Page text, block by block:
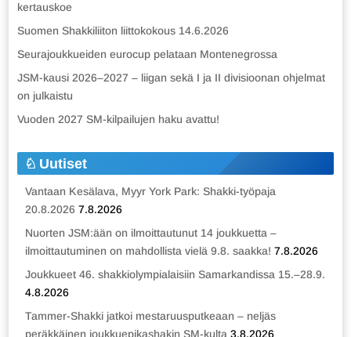
kertauskoe
Suomen Shakkiliiton liittokokous 14.6.2026
Seurajoukkueiden eurocup pelataan Montenegrossa
JSM-kausi 2026–2027 – liigan sekä I ja II divisioonan ohjelmat
on julkaistu
Vuoden 2027 SM-kilpailujen haku avattu!
Uutiset
Vantaan Kesälava, Myyr York Park: Shakki-työpaja
20.8.2026 7.8.2026
Nuorten JSM:ään on ilmoittautunut 14 joukkuetta –
ilmoittautuminen on mahdollista vielä 9.8. saakka! 7.8.2026
Joukkueet 46. shakkiolympialaisiin Samarkandissa 15.–28.9.
4.8.2026
Tammer-Shakki jatkoi mestaruusputkeaan – neljäs
peräkkäinen joukkuepikashakin SM-kulta 3.8.2026